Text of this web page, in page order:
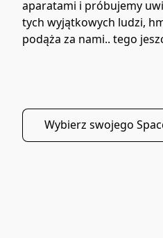
aparatami i próbujemy
tych wyjątkowych ludzi,
podąża za nami.. tego
Wybierz swojego